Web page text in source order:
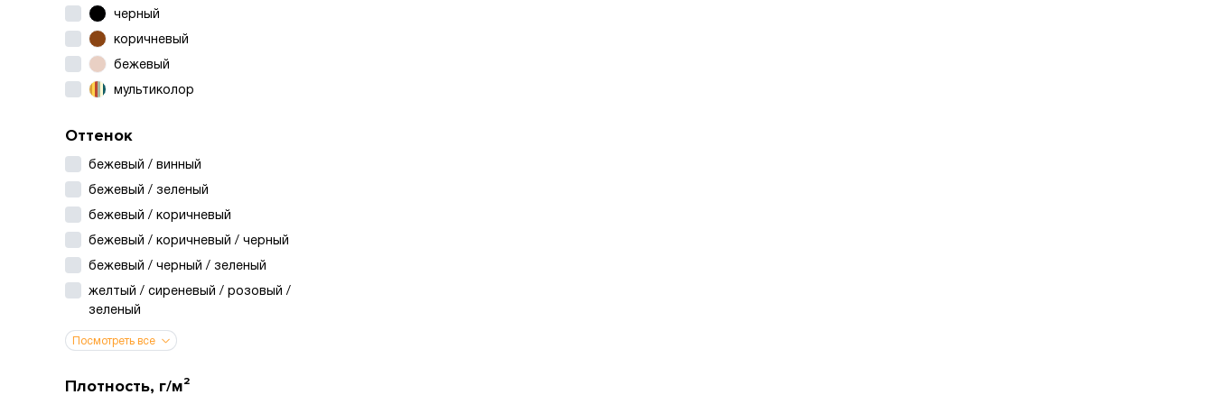
черный
коричневый
бежевый
мультиколор
Оттенок
бежевый / винный
бежевый / зеленый
бежевый / коричневый
бежевый / коричневый / черный
бежевый / черный / зеленый
желтый / сиреневый / розовый /
зеленый
Посмотреть все
Плотность, г/м²